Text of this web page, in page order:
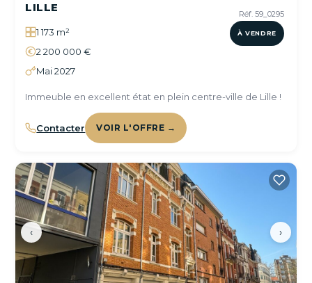
Réf. 59_0295
À VENDRE
LILLE
1 173 m²
2 200 000 €
Mai 2027
Immeuble en excellent état en plein centre-ville de Lille !
Contacter VOIR L'OFFRE →
‹ ›